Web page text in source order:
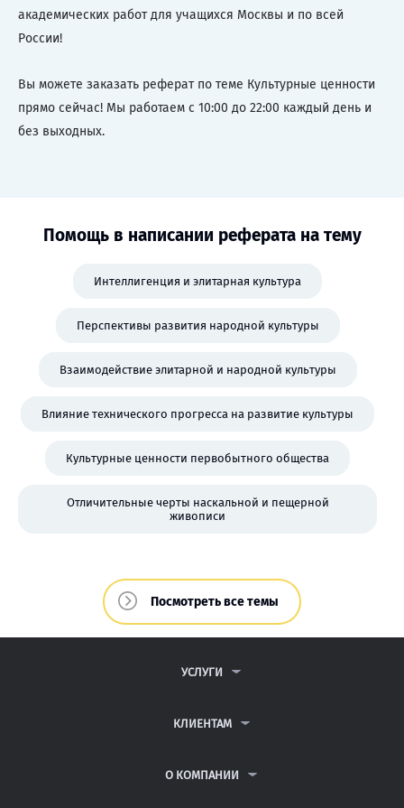
академических работ для учащихся Москвы и по всей
России!
Вы можете заказать реферат по теме Культурные ценности
прямо сейчас! Мы работаем с 10:00 до 22:00 каждый день и
без выходных.
Помощь в написании реферата на тему
Интеллигенция и элитарная культура
Перспективы развития народной культуры
Взаимодействие элитарной и народной культуры
Влияние технического прогресса на развитие культуры
Культурные ценности первобытного общества
Отличительные черты наскальной и пещерной
живописи
Посмотреть все темы
УСЛУГИ
ДИПЛОМНЫЕ РАБОТЫ
РЕФЕРАТЫ
КЛИЕНТАМ
АНТИПЛАГИАТ
О КОМПАНИИ